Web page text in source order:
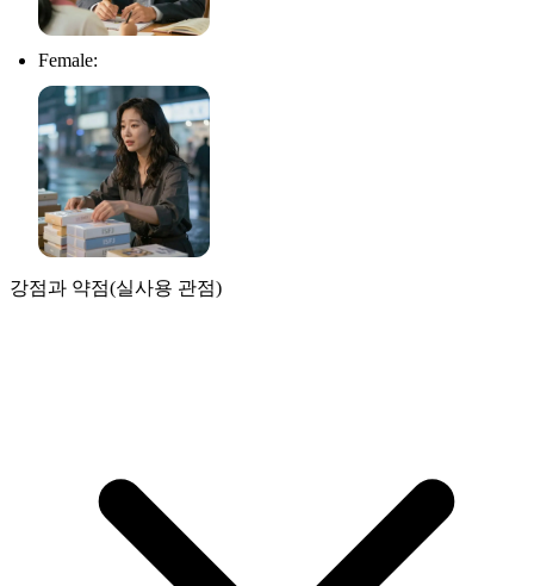
Female:
강점과 약점(실사용 관점)